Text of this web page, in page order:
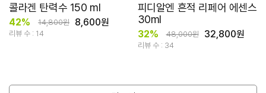
콜라겐 탄력수 150 ml
42% 14,800원 8,600원
리뷰 수 : 14
피디알엔 흔적 리페어 에센스
30ml
32% 48,000원 32,800원
리뷰 수 : 34